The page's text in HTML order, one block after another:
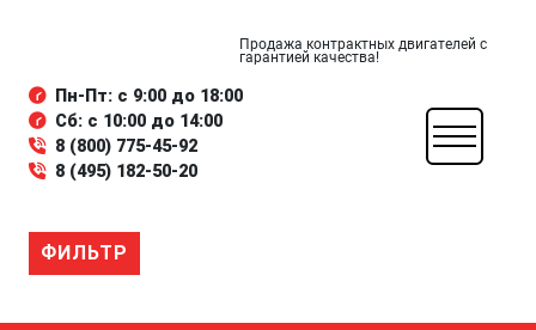
Продажа контрактных двигателей с
гарантией качества!
Пн-Пт: с 9:00 до 18:00
Сб: с 10:00 до 14:00
8 (800) 775-45-92
8 (495) 182-50-20
ФИЛЬТР